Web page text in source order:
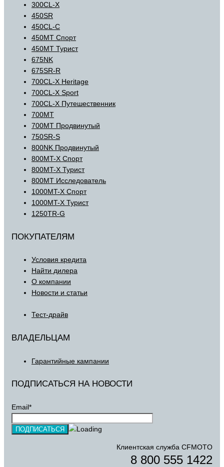
300CL-X
450SR
450CL-C
450MT Спорт
450MT Турист
675NK
675SR-R
700CL-X Heritage
700CL-X Sport
700CL-X Путешественник
700MT
700MT Продвинутый
750SR-S
800NK Продвинутый
800MT-X Спорт
800MT-X Турист
800MT Исследователь
1000MT-X Спорт
1000MT-X Турист
1250TR-G
ПОКУПАТЕЛЯМ
Условия кредита
Найти дилера
О компании
Новости и статьи
Тест-драйв
ВЛАДЕЛЬЦАМ
Гарантийные кампании
ПОДПИСАТЬСЯ НА НОВОСТИ
Email*
Клиентская служба CFMOTO
8 800 555 1422